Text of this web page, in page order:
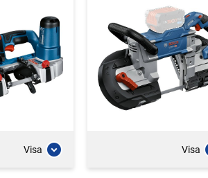
Visa Visa